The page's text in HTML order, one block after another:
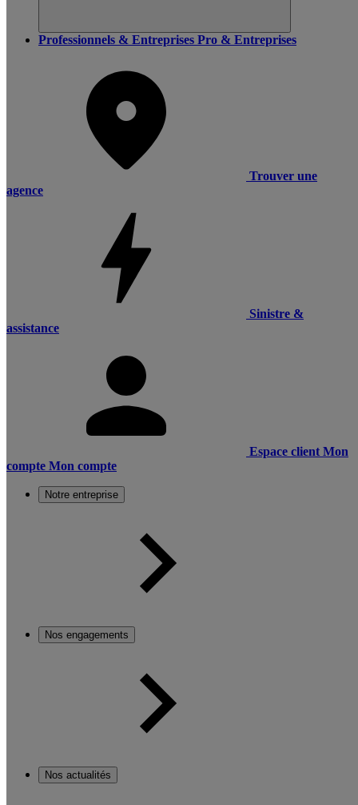
Professionnels & Entreprises Pro & Entreprises
Trouver une
agence
Sinistre &
assistance
Espace client Mon
compte Mon compte
Notre entreprise
Nos engagements
Nos actualités